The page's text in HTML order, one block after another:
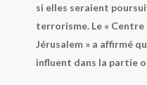
si elles seraient
terrorisme. Le «
Jérusalem » a affirmé
influent dans la partie